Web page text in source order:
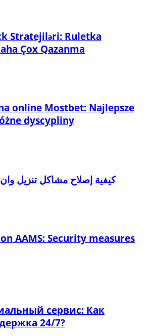
Stratejiləri: Ruletka
Çox Qazanma
online Mostbet: Najlepsze
dyscypliny
كيفية إصلاح مشاكل تنزيل
AAMS: Security measures
сервис: Как
24/7?